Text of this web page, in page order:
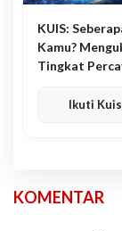
KUIS:
Kamu?
Tingkat
Ikuti
KOMENTAR